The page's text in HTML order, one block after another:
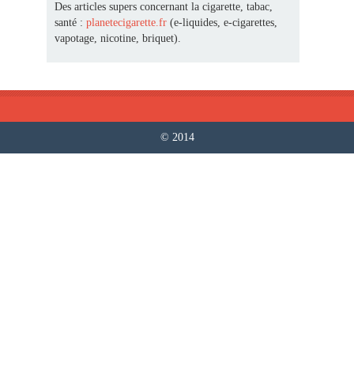
Des articles supers concernant la cigarette, tabac,
santé : planetecigarette.fr (e-liquides, e-cigarettes,
vapotage, nicotine, briquet).
© 2014